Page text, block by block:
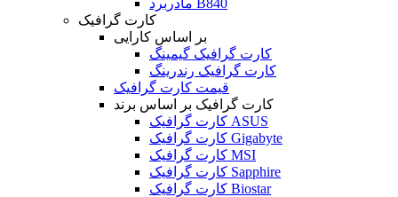
مادربرد B840
کارت گرافیک
بر اساس کارایی
کارت گرافیک گیمینگ
کارت گرافیک رندرینگ
قیمت کارت گرافیک
کارت گرافیک بر اساس برند
کارت گرافیک ASUS
کارت گرافیک Gigabyte
کارت گرافیک MSI
کارت گرافیک Sapphire
کارت گرافیک Biostar